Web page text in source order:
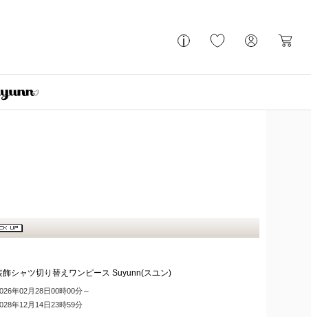
飾シャツ切り替えワンピース Suyunn(スユン)
年02月28日00時00分～
年12月14日23時59分